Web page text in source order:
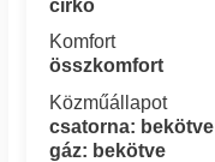
cirko
Komfort
összkomfort
Közműállapot
csatorna: bekötve
gáz: bekötve